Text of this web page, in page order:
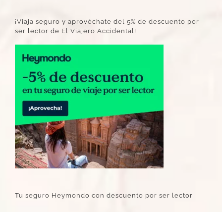
¡Viaja seguro y aprovéchate del 5% de descuento por
ser lector de El Viajero Accidental!
Tu seguro Heymondo con descuento por ser lector